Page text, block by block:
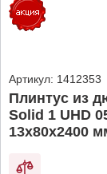
Артикул: 1412353
Плинтус из
Solid 1 UHD
13х80х2400